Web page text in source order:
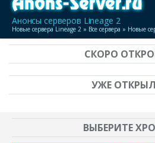
Анонсы серверов Lineage 2
Новые сервера Lineage 2 » Все сервера » Новые
СКОРО
УЖЕ
ВЫБЕРИТЕ